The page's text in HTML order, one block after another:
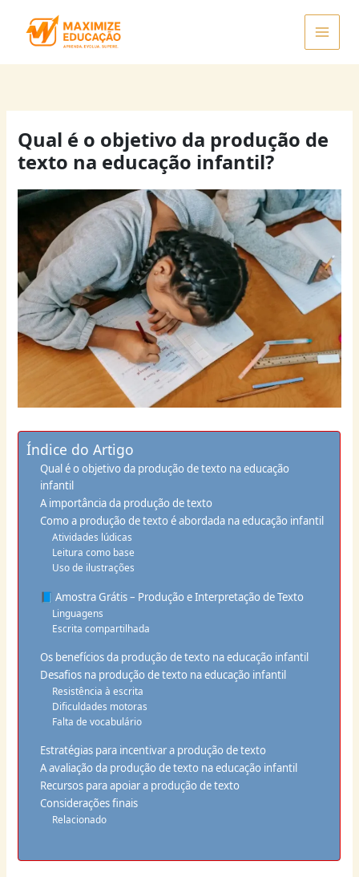
Qual é o objetivo da produção de
texto na educação infantil?
Índice do Artigo
Qual é o objetivo da produção de texto na educação
infantil
A importância da produção de texto
Como a produção de texto é abordada na educação infantil
Atividades lúdicas
Leitura como base
Uso de ilustrações
📘 Amostra Grátis – Produção e Interpretação de Texto
Linguagens
Escrita compartilhada
Os benefícios da produção de texto na educação infantil
Desafios na produção de texto na educação infantil
Resistência à escrita
Dificuldades motoras
Falta de vocabulário
Estratégias para incentivar a produção de texto
A avaliação da produção de texto na educação infantil
Recursos para apoiar a produção de texto
Considerações finais
Relacionado